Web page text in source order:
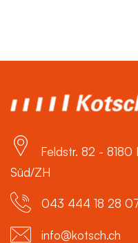
Feldstr. 82 -
Süd/ZH
043 444 18 28
info@kotsch.ch